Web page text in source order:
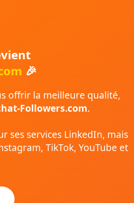
🎉
offrir la meilleure qualité,
Followers.com.
ses services LinkedIn, mais
TikTok, YouTube et